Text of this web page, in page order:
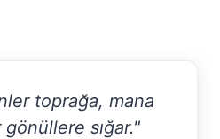
toprağa, mana
sığar."